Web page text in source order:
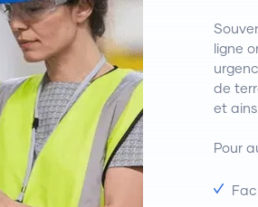
ligne
de
et
Pour